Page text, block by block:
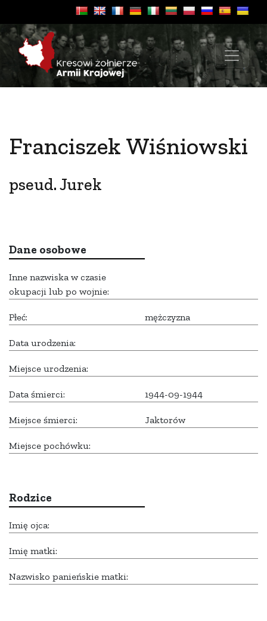
Franciszek Wiśniowski
pseud. Jurek
Dane osobowe
Inne nazwiska w czasie
okupacji lub po wojnie:
Płeć: mężczyzna
Data urodzenia:
Miejsce urodzenia:
Data śmierci: 1944-09-1944
Miejsce śmierci: Jaktorów
Miejsce pochówku:
Rodzice
Imię ojca:
Imię matki:
Nazwisko panieńskie matki: